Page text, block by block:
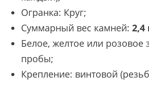
Огранка: Круг;
Суммарный вес камней: 2,4
Белое, желтое или розовое
пробы;
Крепление: винтовой